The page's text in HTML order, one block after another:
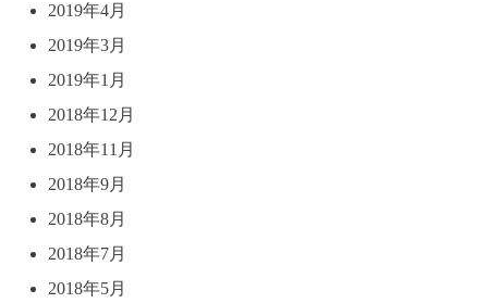
2019年4月
2019年3月
2019年1月
2018年12月
2018年11月
2018年9月
2018年8月
2018年7月
2018年5月